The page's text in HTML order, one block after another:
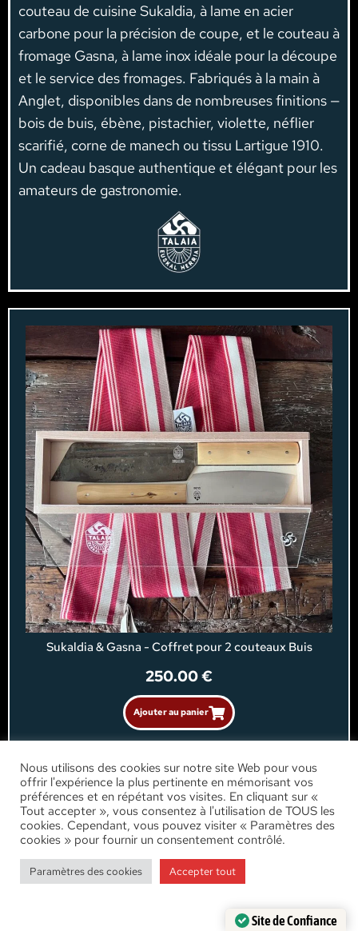
couteau de cuisine Sukaldia, à lame en acier
carbone pour la précision de coupe, et le couteau à
fromage Gasna, à lame inox idéale pour la découpe
et le service des fromages. Fabriqués à la main à
Anglet, disponibles dans de nombreuses finitions —
bois de buis, ébène, pistachier, violette, néflier
scarifié, corne de manech ou tissu Lartigue 1910.
Un cadeau basque authentique et élégant pour les
amateurs de gastronomie.
Sukaldia & Gasna - Coffret pour 2 couteaux Buis
250.00€
Ajouter au panier
Nous utilisons des cookies sur notre site Web pour vous
offrir l'expérience la plus pertinente en mémorisant vos
préférences et en répétant vos visites. En cliquant sur «
Tout accepter », vous consentez à l'utilisation de TOUS les
cookies. Cependant, vous pouvez visiter « Paramètres des
cookies » pour fournir un consentement contrôlé.
Paramètres des cookies Accepter tout
Site de Confiance